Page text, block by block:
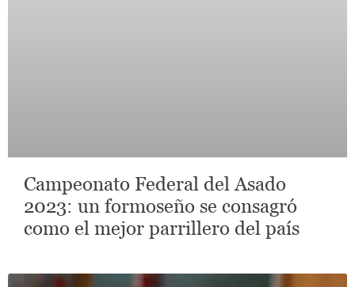
Campeonato Federal del Asado
2023: un formoseño se consagró
como el mejor parrillero del país